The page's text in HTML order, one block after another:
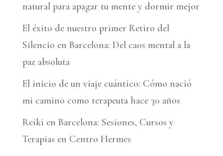
:natural para apagar tu mente y dormir mejor
El éxito de nuestro primer Retiro del
Silencio en Barcelona: Del caos mental a la
paz absoluta
El inicio de un viaje cuántico: Cómo nació
mi camino como terapeuta hace 30 años
Reiki en Barcelona: Sesiones, Cursos y
Terapias en Centro Hermes